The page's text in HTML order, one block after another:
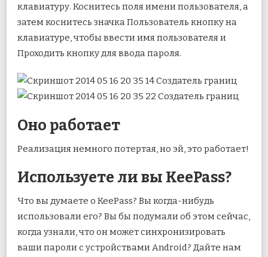
клавиатуру. Коснитесь поля имени пользователя, а
затем коснитесь значка Пользователь кнопку на
клавиатуре, чтобы ввести имя пользователя и
Проходить кнопку для ввода пароля.
Оно работает
Реализация немного потертая, но эй, это работает!
Используете ли вы KeePass?
Что вы думаете о KeePass? Вы когда-нибудь
использовали его? Вы бы подумали об этом сейчас,
когда узнали, что он может синхронизировать
ваши пароли с устройствами Android? Дайте нам